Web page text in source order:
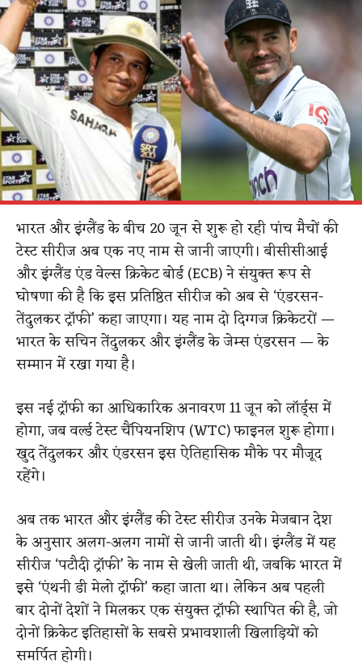
भारत और इंग्लैंड के बीच 20 जून से शुरू हो रही पांच मैचों की
टेस्ट सीरीज अब एक नए नाम से जानी जाएगी। बीसीसीआई
और इंग्लैंड एंड वेल्स क्रिकेट बोर्ड (ECB) ने संयुक्त रूप से
घोषणा की है कि इस प्रतिष्ठित सीरीज को अब से ‘एंडरसन-
तेंदुलकर ट्रॉफी’ कहा जाएगा। यह नाम दो दिग्गज क्रिकेटरों —
भारत के सचिन तेंदुलकर और इंग्लैंड के जेम्स एंडरसन — के
सम्मान में रखा गया है।
इस नई ट्रॉफी का आधिकारिक अनावरण 11 जून को लॉर्ड्स में
होगा, जब वर्ल्ड टेस्ट चैंपियनशिप (WTC) फाइनल शुरू होगा।
खुद तेंदुलकर और एंडरसन इस ऐतिहासिक मौके पर मौजूद
रहेंगे।
अब तक भारत और इंग्लैंड की टेस्ट सीरीज उनके मेजबान देश
के अनुसार अलग-अलग नामों से जानी जाती थी। इंग्लैंड में यह
सीरीज ‘पटौदी ट्रॉफी’ के नाम से खेली जाती थी, जबकि भारत में
इसे ‘एंथनी डी मेलो ट्रॉफी’ कहा जाता था। लेकिन अब पहली
बार दोनों देशों ने मिलकर एक संयुक्त ट्रॉफी स्थापित की है, जो
दोनों क्रिकेट इतिहासों के सबसे प्रभावशाली खिलाड़ियों को
समर्पित होगी।